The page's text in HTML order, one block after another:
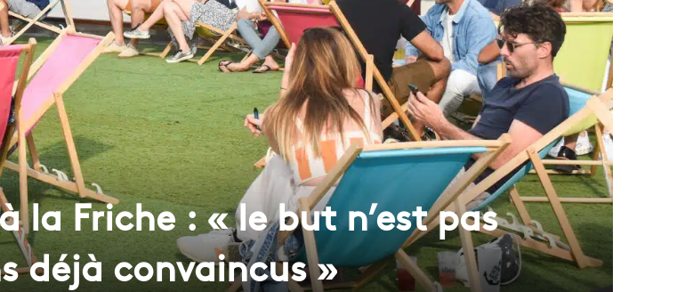
la Friche : « le but n’est pas
déjà convaincus »